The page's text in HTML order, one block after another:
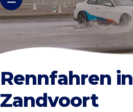
Rennfahren in
Zandvoort